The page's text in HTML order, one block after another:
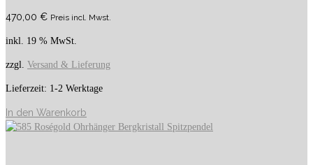
470,00 € Preis incl. Mwst.
inkl. 19 % MwSt.
zzgl. Versand & Lieferung
Lieferzeit: 1-2 Werktage
In den Warenkorb